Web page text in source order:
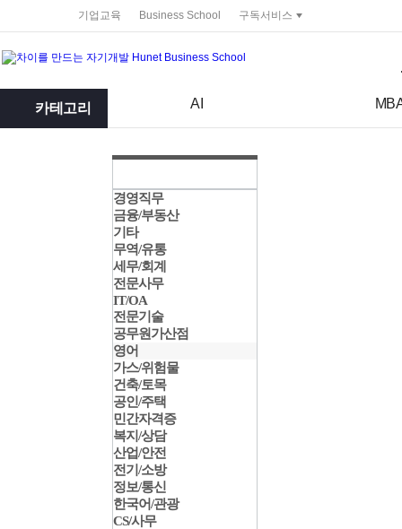
기업교육 Business School 구독서비스
카테고리 AI
경영직무
금융/부동산
기타
무역/유통
세무/회계
전문사무
IT/OA
전문기술
공무원가산점
영어
가스/위험물
건축/토목
공인/주택
민간자격증
복지/상담
산업/안전
전기/소방
정보/통신
한국어/관광
CS/사무